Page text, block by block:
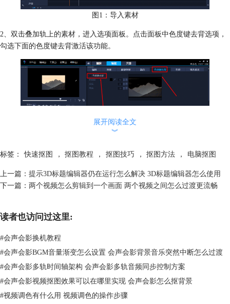
图1：导入素材
2、双击叠加轨上的素材，进入选项面板。点击面板中色度键去背选项，
勾选下面的色度键去背激活该功能。
3、点击相似度后面的吸管，使用吸管工具吸取选项右边图片上背景色，
展开阅读全文
︾
标签： 快速抠图 ， 抠图教程 ， 抠图技巧 ， 抠图方法 ， 电脑抠图
上一篇： 提示3D标题编辑器仍在运行怎么解决 3D标题编辑器怎么使用
下一篇： 两个视频怎么剪辑到一个画面 两个视频之间怎么过渡更流畅
读者也访问过这里:
#会声会影换机教程
#会声会影BGM音量渐变怎么设置 会声会影背景音乐突然中断怎么过渡
#会声会影多轨时间轴架构 会声会影多轨音频同步控制方案
#会声会影视频抠图效果可以在哪里实现 会声会影怎么抠背景
#视频调色有什么用 视频调色的操作步骤